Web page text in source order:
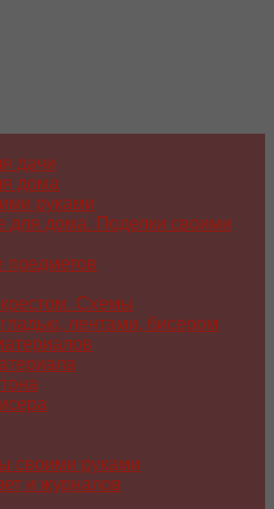
дачи
дома
руками
для дома. Поделки своими
предметов
Схемы
лентами, бисером
своими руками
и журналов